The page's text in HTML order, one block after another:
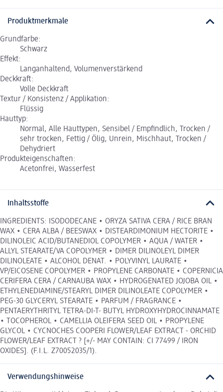
Produktmerkmale
Grundfarbe:
Schwarz
Effekt:
Langanhaltend, Volumenverstärkend
Deckkraft:
Volle Deckkraft
Textur / Konsistenz / Applikation:
Flüssig
Hauttyp:
Normal, Alle Hauttypen, Sensibel / Empfindlich, Trocken /
sehr trocken, Fettig / Ölig, Unrein, Mischhaut, Trocken /
Dehydriert
Produkteigenschaften:
Acetonfrei, Wasserfest
Inhaltsstoffe
INGREDIENTS: ISODODECANE • ORYZA SATIVA CERA / RICE BRAN
WAX • CERA ALBA / BEESWAX • DISTEARDIMONIUM HECTORITE •
DILINOLEIC ACID/BUTANEDIOL COPOLYMER • AQUA / WATER •
ALLYL STEARATE/VA COPOLYMER • DIMER DILINOLEYL DIMER
DILINOLEATE • ALCOHOL DENAT. • POLYVINYL LAURATE •
VP/EICOSENE COPOLYMER • PROPYLENE CARBONATE • COPERNICIA
CERIFERA CERA / CARNAUBA WAX • HYDROGENATED JOJOBA OIL •
ETHYLENEDIAMINE/STEARYL DIMER DILINOLEATE COPOLYMER •
PEG-30 GLYCERYL STEARATE • PARFUM / FRAGRANCE •
PENTAERYTHRITYL TETRA-DI-T- BUTYL HYDROXYHYDROCINNAMATE
• TOCOPHEROL • CAMELLIA OLEIFERA SEED OIL • PROPYLENE
GLYCOL • CYCNOCHES COOPERI FLOWER/LEAF EXTRACT - ORCHID
FLOWER/LEAF EXTRACT ? [+/- MAY CONTAIN: CI 77499 / IRON
OXIDES]. (F.I.L. Z70052035/1).
Verwendungshinweise